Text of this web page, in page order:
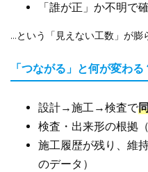
「誰が正」か不明で
…という「見えない工数」が膨
「つながる」と何が変わる
設計→施工→検査で
検査・出来形の根拠
施工履歴が残り、維
のデータ）